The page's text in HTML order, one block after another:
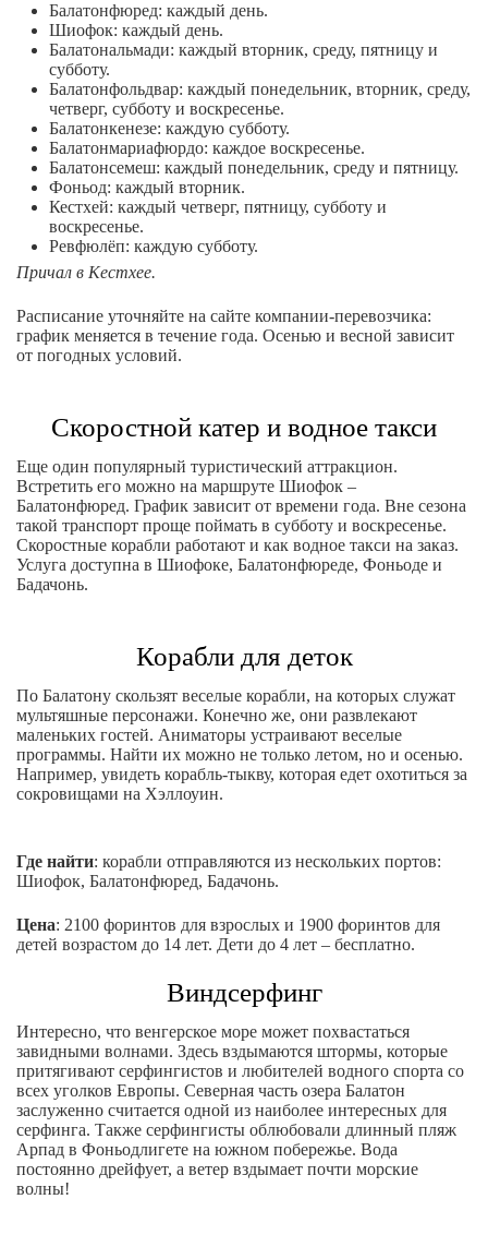
Балатонфюред: каждый день.
Шиофок: каждый день.
Балатональмади: каждый вторник, среду, пятницу и
субботу.
Балатонфольдвар: каждый понедельник, вторник, среду,
четверг, субботу и воскресенье.
Балатонкенезе: каждую субботу.
Балатонмариафюрдо: каждое воскресенье.
Балатонсемеш: каждый понедельник, среду и пятницу.
Фоньод: каждый вторник.
Кестхей: каждый четверг, пятницу, субботу и
воскресенье.
Ревфюлёп: каждую субботу.
Причал в Кестхее.
Расписание уточняйте на сайте компании-перевозчика:
график меняется в течение года. Осенью и весной зависит
от погодных условий.
Скоростной катер и водное такси
Еще один популярный туристический аттракцион.
Встретить его можно на маршруте Шиофок –
Балатонфюред. График зависит от времени года. Вне сезона
такой транспорт проще поймать в субботу и воскресенье.
Скоростные корабли работают и как водное такси на заказ.
Услуга доступна в Шиофоке, Балатонфюреде, Фоньоде и
Бадачонь.
Корабли для деток
По Балатону скользят веселые корабли, на которых служат
мультяшные персонажи. Конечно же, они развлекают
маленьких гостей. Аниматоры устраивают веселые
программы. Найти их можно не только летом, но и осенью.
Например, увидеть корабль-тыкву, которая едет охотиться за
сокровищами на Хэллоуин.
Где найти: корабли отправляются из нескольких портов:
Шиофок, Балатонфюред, Бадачонь.
Цена: 2100 форинтов для взрослых и 1900 форинтов для
детей возрастом до 14 лет. Дети до 4 лет – бесплатно.
Виндсерфинг
Интересно, что венгерское море может похвастаться
завидными волнами. Здесь вздымаются штормы, которые
притягивают серфингистов и любителей водного спорта со
всех уголков Европы. Северная часть озера Балатон
заслуженно считается одной из наиболее интересных для
серфинга. Также серфингисты облюбовали длинный пляж
Арпад в Фоньодлигете на южном побережье. Вода
постоянно дрейфует, а ветер вздымает почти морские
волны!